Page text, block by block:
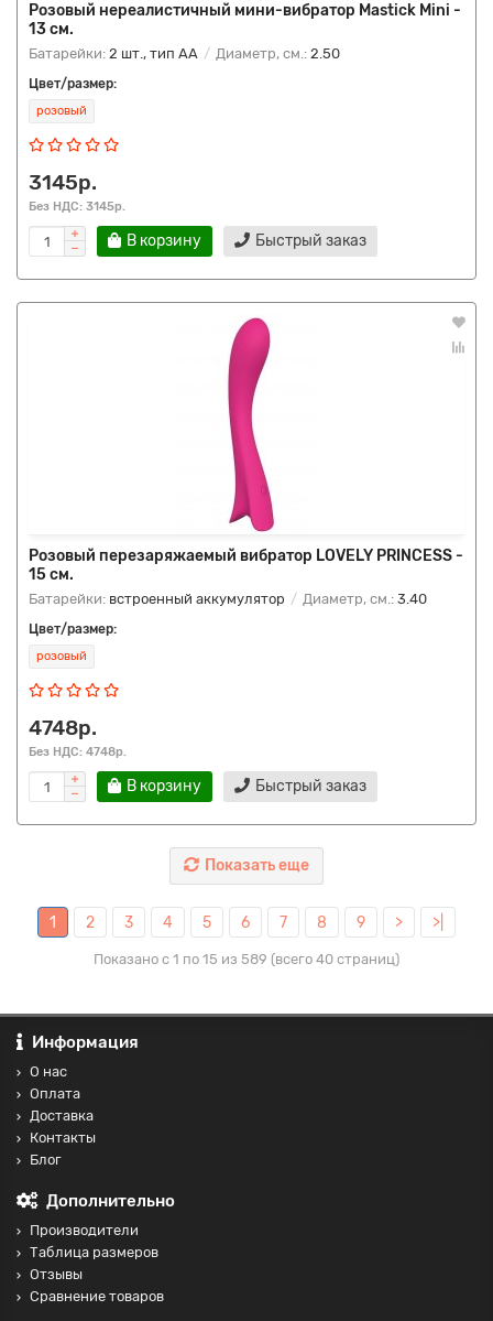
Розовый нереалистичный мини-вибратор Mastick Mini -
13 см.
Батарейки: 2 шт., тип AA Диаметр, см.: 2.50
Цвет/размер:
розовый
3145р.
Без НДС: 3145р.
В корзину Быстрый заказ
Розовый перезаряжаемый вибратор LOVELY PRINCESS -
15 см.
Батарейки: встроенный аккумулятор Диаметр, см.: 3.40
Цвет/размер:
розовый
4748р.
Без НДС: 4748р.
В корзину Быстрый заказ
Показать еще
1 2 3 4 5 6 7 8 9 > >|
Показано с 1 по 15 из 589 (всего 40 страниц)
Информация
О нас
Оплата
Доставка
Контакты
Блог
Дополнительно
Производители
Таблица размеров
Отзывы
Сравнение товаров